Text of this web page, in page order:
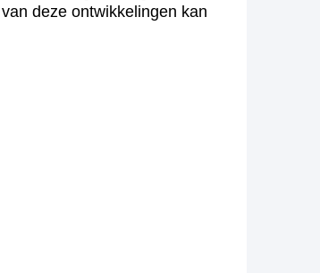
deze ontwikkelingen kan